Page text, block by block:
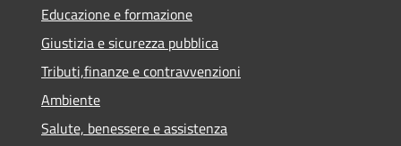
Educazione e formazione
Giustizia e sicurezza pubblica
Tributi,finanze e contravvenzioni
Ambiente
Salute, benessere e assistenza